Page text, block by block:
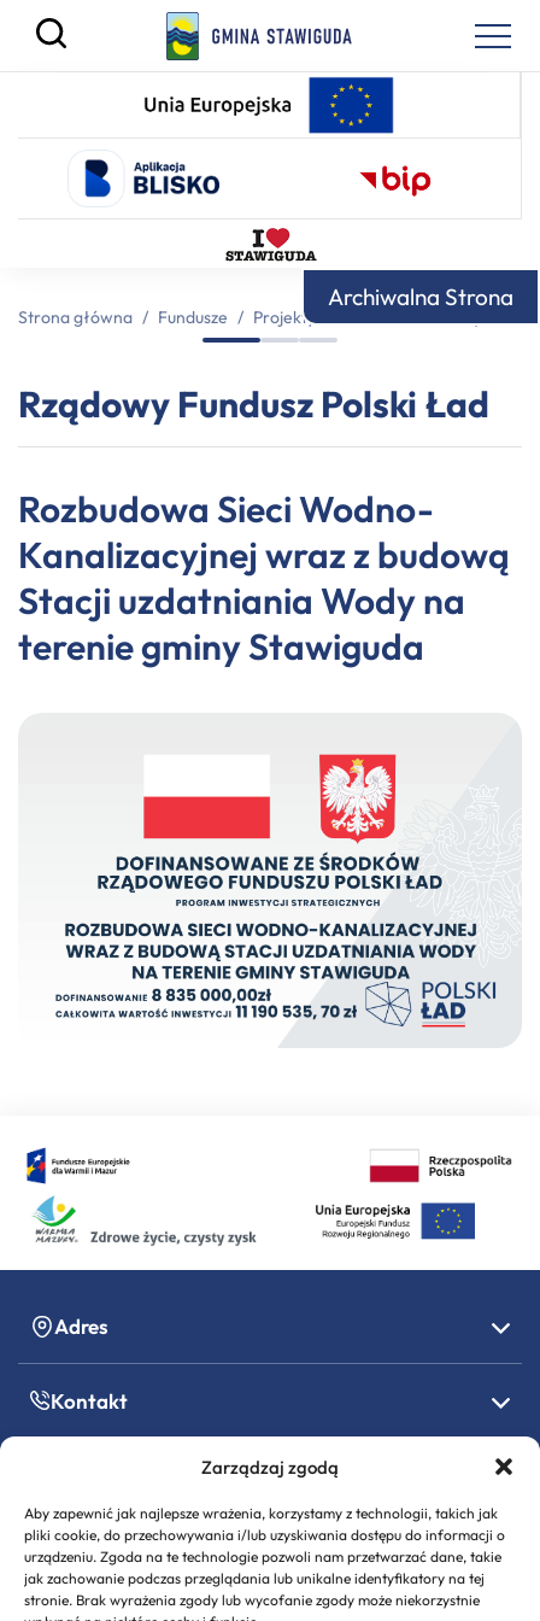
Zarządzaj zgodą
Aby zapewnić jak najlepsze wrażenia, korzystamy z technologii, takich jak
pliki cookie, do przechowywania i/lub uzyskiwania dostępu do informacji o
urządzeniu. Zgoda na te technologie pozwoli nam przetwarzać dane, takie
jak zachowanie podczas przeglądania lub unikalne identyfikatory na tej
stronie. Brak wyrażenia zgody lub wycofanie zgody może niekorzystnie
Archiwalna Strona
Strona główna / Fundusze / Projekty dofinansowane z innych
Rządowy Fundusz Polski Ład
Rozbudowa Sieci Wodno-
Kanalizacyjnej wraz z budową
Stacji uzdatniania Wody na
terenie gminy Stawiguda
Adres
Kontakt
Informacje formalne